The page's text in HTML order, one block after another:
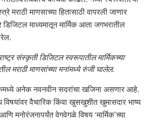
मराठी माणसाच्या हितासाठी वापरली जाणार
माध्यमातून मार्मिक आता जगभरातील
संस्कृती डिजिटल स्वरूपातील मार्मिकच्या
मराठी माणसांच्या मनांमध्ये रुंजी घालेल.
अनेक नवनवीन सदरांचा खजिना असणार आहे.
विषयांवर वैचारिक किंवा खुसखुशीत खुमासदार भाष्य
मनोरंजनापर्यंत वेगवेगळे विषय ‘मार्मिक’च्या